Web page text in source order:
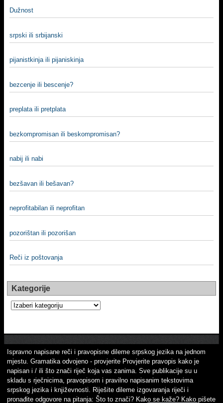
Dužnost
srpski ili srbijanski
pijanistkinja ili pijaniskinja
bezcenje ili bescenje?
preplata ili pretplata
bezkompromisan ili beskompromisan?
nabij ili nabi
bezšavan ili bešavan?
neprofitabilan ili neprofitan
pozorištan ili pozorišan
Reči iz poštovanja
Kategorije
Kategorije
Ispravno napisane reči i pravopisne dileme srpskog jezika na jednom
mjestu. Gramatika odvojeno - provjerite Provjerite pravopis kako je
napisan i / ili što znači riječ koja vas zanima. Sve publikacije su u
skladu s rječnicima, pravopisom i pravilno napisanim tekstovima
srpskog jezika i književnosti. Riješite dileme izgovaranja riječi i
pronađite odgovore na pitanja: Što to znači? Kako se kaže? Kako pišete